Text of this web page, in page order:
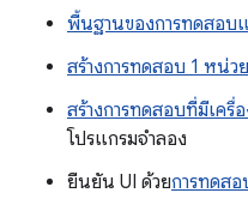
พื้นฐานของการทดสอบ
สร้างการทดสอบ 1 หน่ว
สร้างการทดสอบที่มีเครื่
โปรแกรมจําลอง
ยืนยัน UI ด้วยการทดส